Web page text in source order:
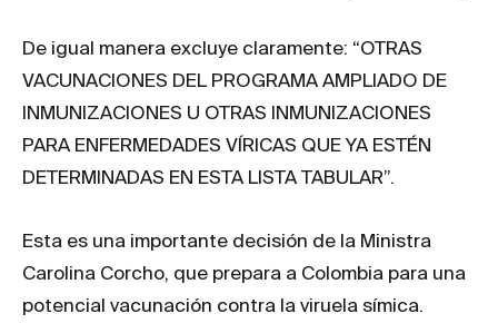
De igual manera excluye claramente: “OTRAS
VACUNACIONES DEL PROGRAMA AMPLIADO DE
INMUNIZACIONES U OTRAS INMUNIZACIONES
PARA ENFERMEDADES VÍRICAS QUE YA ESTÉN
DETERMINADAS EN ESTA LISTA TABULAR”.
Esta es una importante decisión de la Ministra
Carolina Corcho, que prepara a Colombia para una
potencial vacunación contra la viruela símica.